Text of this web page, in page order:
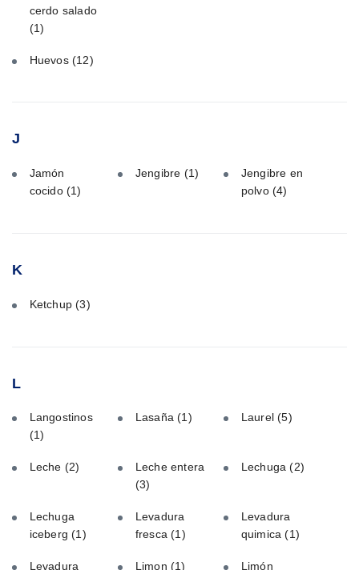
cerdo salado
(1)
Huevos (12)
J
Jamón
cocido (1)
Jengibre (1)
Jengibre en
polvo(4)
K
Ketchup(3)
L
Langostinos
(1)
Lasaña(1) Laurel(5)
Leche (2)
Leche entera
(3)
Lechuga(2)
Lechuga
iceberg(1)
Levadura
fresca(1)
Levadura
quimica(1)
Levadura Limon (1) Limón